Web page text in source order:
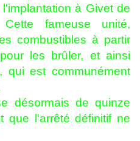
à Givet de
fameuse unité,
combustibles à partir
les brûler, et ainsi
qui est communément
désormais de quinze
que l'arrêté définitif ne